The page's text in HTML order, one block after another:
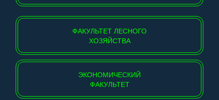
ФАКУЛЬТЕТ ЛЕСНОГО
ХОЗЯЙСТВА
ЭКОНОМИЧЕСКИЙ
ФАКУЛЬТЕТ